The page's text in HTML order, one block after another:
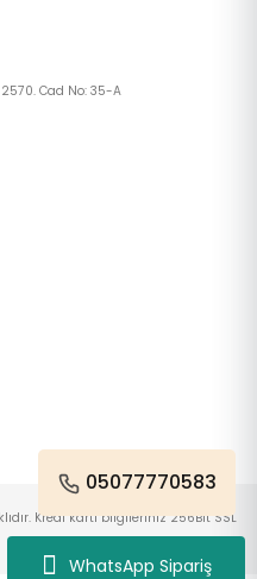
WhatsApp Sipariş
Cad No: 35-A
05077770583
Kredi kartı bilgileriniz 256Bit SSL